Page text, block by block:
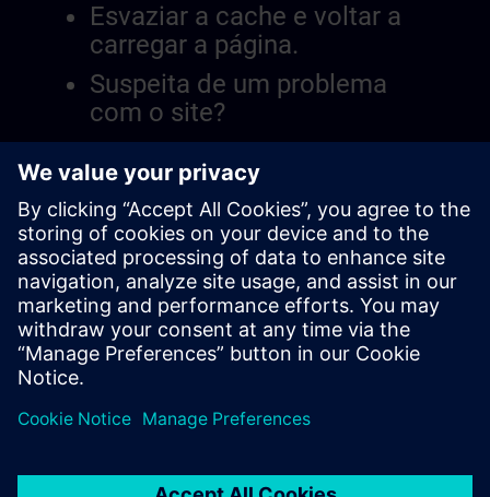
Esvaziar a cache e voltar a
carregar a página.
Suspeita de um problema
com o site?
Relatar a questão